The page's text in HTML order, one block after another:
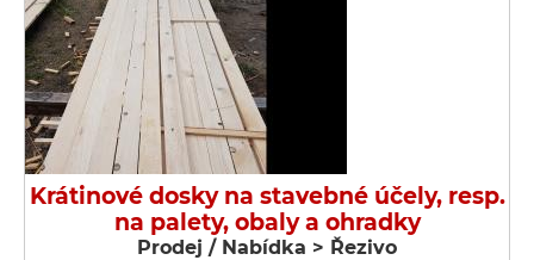
Krátinové dosky na stavebné účely, resp.
na palety, obaly a ohradky
Prodej / Nabídka > Řezivo